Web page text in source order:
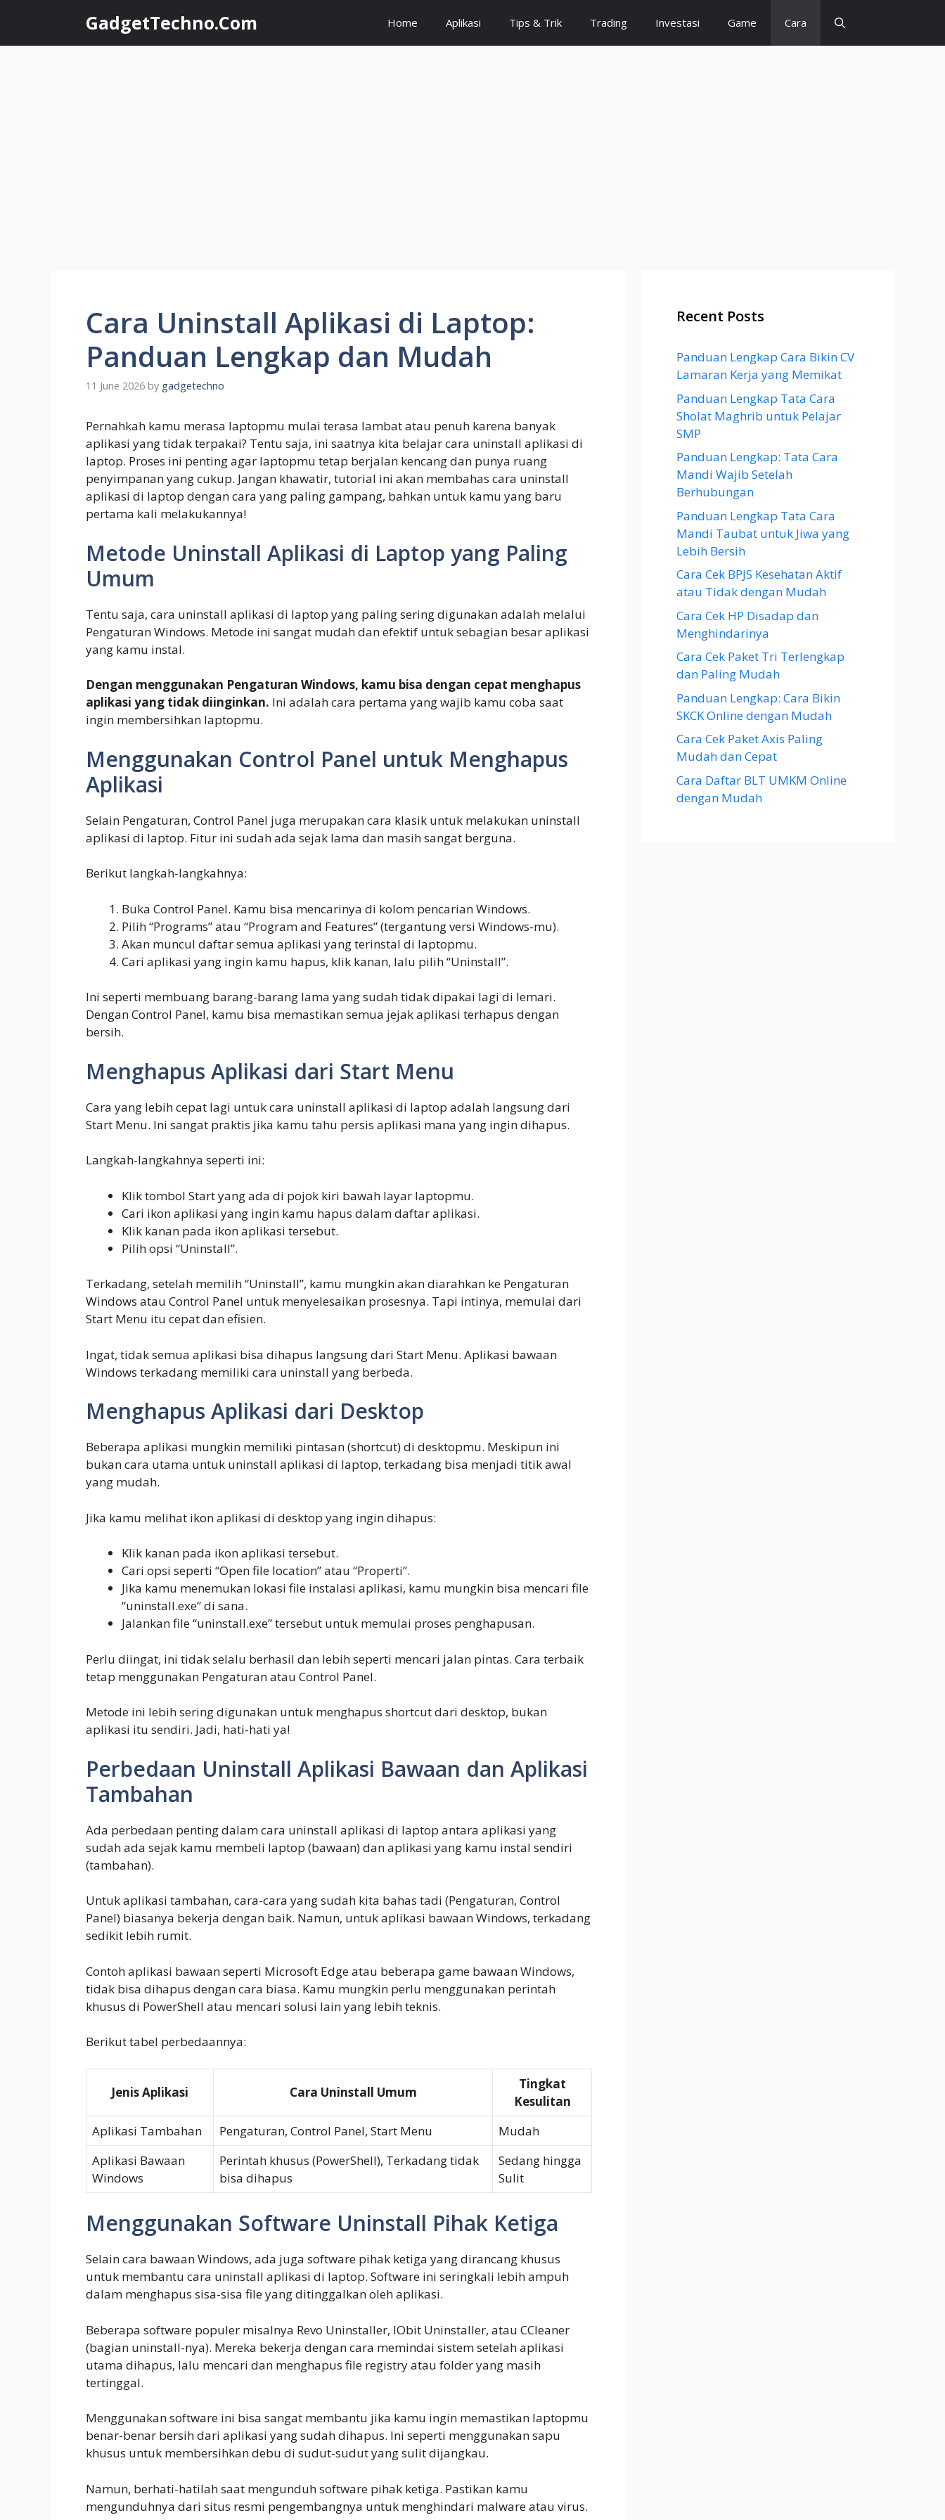
content
GadgetTechno.Com Home Aplikasi Tips & Trik Trading Investasi Game Cara
Cara Uninstall Aplikasi di Laptop:
Panduan Lengkap dan Mudah
11 June 2026 by gadgetechno
Pernahkah kamu merasa laptopmu mulai terasa lambat atau penuh karena banyak
aplikasi yang tidak terpakai? Tentu saja, ini saatnya kita belajar cara uninstall aplikasi di
laptop. Proses ini penting agar laptopmu tetap berjalan kencang dan punya ruang
penyimpanan yang cukup. Jangan khawatir, tutorial ini akan membahas cara uninstall
aplikasi di laptop dengan cara yang paling gampang, bahkan untuk kamu yang baru
pertama kali melakukannya!
Metode Uninstall Aplikasi di Laptop yang Paling
Umum
Tentu saja, cara uninstall aplikasi di laptop yang paling sering digunakan adalah melalui
Pengaturan Windows. Metode ini sangat mudah dan efektif untuk sebagian besar aplikasi
yang kamu instal.
Dengan menggunakan Pengaturan Windows, kamu bisa dengan cepat menghapus
aplikasi yang tidak diinginkan. Ini adalah cara pertama yang wajib kamu coba saat
ingin membersihkan laptopmu.
Menggunakan Control Panel untuk Menghapus
Aplikasi
Selain Pengaturan, Control Panel juga merupakan cara klasik untuk melakukan uninstall
aplikasi di laptop. Fitur ini sudah ada sejak lama dan masih sangat berguna.
Berikut langkah-langkahnya:
Buka Control Panel. Kamu bisa mencarinya di kolom pencarian Windows.
Pilih “Programs” atau “Program and Features” (tergantung versi Windows-mu).
Akan muncul daftar semua aplikasi yang terinstal di laptopmu.
Cari aplikasi yang ingin kamu hapus, klik kanan, lalu pilih “Uninstall”.
Ini seperti membuang barang-barang lama yang sudah tidak dipakai lagi di lemari.
Dengan Control Panel, kamu bisa memastikan semua jejak aplikasi terhapus dengan
bersih.
Menghapus Aplikasi dari Start Menu
Cara yang lebih cepat lagi untuk cara uninstall aplikasi di laptop adalah langsung dari
Start Menu. Ini sangat praktis jika kamu tahu persis aplikasi mana yang ingin dihapus.
Langkah-langkahnya seperti ini:
Klik tombol Start yang ada di pojok kiri bawah layar laptopmu.
Cari ikon aplikasi yang ingin kamu hapus dalam daftar aplikasi.
Klik kanan pada ikon aplikasi tersebut.
Pilih opsi “Uninstall”.
Terkadang, setelah memilih “Uninstall”, kamu mungkin akan diarahkan ke Pengaturan
Windows atau Control Panel untuk menyelesaikan prosesnya. Tapi intinya, memulai dari
Start Menu itu cepat dan efisien.
Ingat, tidak semua aplikasi bisa dihapus langsung dari Start Menu. Aplikasi bawaan
Windows terkadang memiliki cara uninstall yang berbeda.
Menghapus Aplikasi dari Desktop
Beberapa aplikasi mungkin memiliki pintasan (shortcut) di desktopmu. Meskipun ini
bukan cara utama untuk uninstall aplikasi di laptop, terkadang bisa menjadi titik awal
yang mudah.
Jika kamu melihat ikon aplikasi di desktop yang ingin dihapus:
Klik kanan pada ikon aplikasi tersebut.
Cari opsi seperti “Open file location” atau “Properti”.
Jika kamu menemukan lokasi file instalasi aplikasi, kamu mungkin bisa mencari file
“uninstall.exe” di sana.
Jalankan file “uninstall.exe” tersebut untuk memulai proses penghapusan.
Perlu diingat, ini tidak selalu berhasil dan lebih seperti mencari jalan pintas. Cara terbaik
tetap menggunakan Pengaturan atau Control Panel.
Metode ini lebih sering digunakan untuk menghapus shortcut dari desktop, bukan
aplikasi itu sendiri. Jadi, hati-hati ya!
Perbedaan Uninstall Aplikasi Bawaan dan Aplikasi
Tambahan
Ada perbedaan penting dalam cara uninstall aplikasi di laptop antara aplikasi yang
sudah ada sejak kamu membeli laptop (bawaan) dan aplikasi yang kamu instal sendiri
(tambahan).
Untuk aplikasi tambahan, cara-cara yang sudah kita bahas tadi (Pengaturan, Control
Panel) biasanya bekerja dengan baik. Namun, untuk aplikasi bawaan Windows, terkadang
sedikit lebih rumit.
Contoh aplikasi bawaan seperti Microsoft Edge atau beberapa game bawaan Windows,
tidak bisa dihapus dengan cara biasa. Kamu mungkin perlu menggunakan perintah
khusus di PowerShell atau mencari solusi lain yang lebih teknis.
Berikut tabel perbedaannya:
Jenis Aplikasi Cara Uninstall Umum
Tingkat
Kesulitan
Aplikasi Tambahan
Pengaturan, Control Panel, Start Menu
Mudah
Aplikasi Bawaan
Windows
Perintah khusus (PowerShell), Terkadang tidak
bisa dihapus
Sedang hingga
Sulit
Menggunakan Software Uninstall Pihak Ketiga
Selain cara bawaan Windows, ada juga software pihak ketiga yang dirancang khusus
untuk membantu cara uninstall aplikasi di laptop. Software ini seringkali lebih ampuh
dalam menghapus sisa-sisa file yang ditinggalkan oleh aplikasi.
Beberapa software populer misalnya Revo Uninstaller, IObit Uninstaller, atau CCleaner
(bagian uninstall-nya). Mereka bekerja dengan cara memindai sistem setelah aplikasi
utama dihapus, lalu mencari dan menghapus file registry atau folder yang masih
tertinggal.
Menggunakan software ini bisa sangat membantu jika kamu ingin memastikan laptopmu
benar-benar bersih dari aplikasi yang sudah dihapus. Ini seperti menggunakan sapu
khusus untuk membersihkan debu di sudut-sudut yang sulit dijangkau.
Namun, berhati-hatilah saat mengunduh software pihak ketiga. Pastikan kamu
mengunduhnya dari situs resmi pengembangnya untuk menghindari malware atau virus.
Recent Posts
Panduan Lengkap Cara Bikin CV
Lamaran Kerja yang Memikat
Panduan Lengkap Tata Cara
Sholat Maghrib untuk Pelajar
SMP
Panduan Lengkap: Tata Cara
Mandi Wajib Setelah
Berhubungan
Panduan Lengkap Tata Cara
Mandi Taubat untuk Jiwa yang
Lebih Bersih
Cara Cek BPJS Kesehatan Aktif
atau Tidak dengan Mudah
Cara Cek HP Disadap dan
Menghindarinya
Cara Cek Paket Tri Terlengkap
dan Paling Mudah
Panduan Lengkap: Cara Bikin
SKCK Online dengan Mudah
Cara Cek Paket Axis Paling
Mudah dan Cepat
Cara Daftar BLT UMKM Online
dengan Mudah